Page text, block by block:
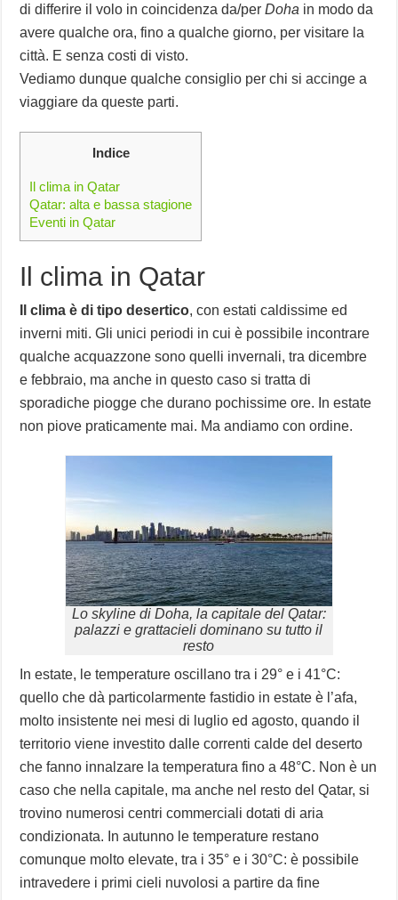
di differire il volo in coincidenza da/perDoha in modo da
avere qualche ora, fino a qualche giorno, per visitare la
città. E senza costi di visto.
Vediamo dunque qualche consiglio per chi si accinge a
viaggiare da queste parti.
Indice
Il clima in Qatar
Qatar: alta e bassa stagione
Eventi in Qatar
Il clima in Qatar
Il clima è di tipo desertico, con estati caldissime ed
inverni miti. Gli unici periodi in cui è possibile incontrare
qualche acquazzone sono quelli invernali, tra dicembre
e febbraio, ma anche in questo caso si tratta di
sporadiche piogge che durano pochissime ore. In estate
non piove praticamente mai. Ma andiamo con ordine.
Lo skyline di Doha, la capitale del Qatar:
palazzi e grattacieli dominano su tutto il
resto
In estate, le temperature oscillano tra i 29° e i 41°C:
quello che dà particolarmente fastidio in estate è l’afa,
molto insistente nei mesi di luglio ed agosto, quando il
territorio viene investito dalle correnti calde del deserto
che fanno innalzare la temperatura fino a 48°C. Non è un
caso che nella capitale, ma anche nel resto del Qatar, si
trovino numerosi centri commerciali dotati di aria
condizionata. In autunno le temperature restano
comunque molto elevate, tra i 35° e i 30°C: è possibile
intravedere i primi cieli nuvolosi a partire da fine